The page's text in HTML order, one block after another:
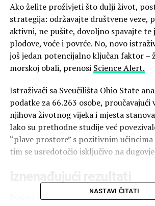
Ako želite proživjeti što dulji život,
strategija: održavajte društvene veze,
aktivni, ne pušite, dovoljno spavajte te
plodove, voće i povrće. No, novo
još jedan potencijalno ključan faktor –
morskoj obali, prenosi Science Alert.
Istraživači sa Sveučilišta Ohio State
podatke za 66.263 osobe, proučavajući
njihova životnog vijeka i mjesta
Iako su prethodne studije već
“plave prostore” s pozitivnim
tim se usredotočio isključivo na
Podaci su pokazali da je život u blizini
NASTAVI ČITATI